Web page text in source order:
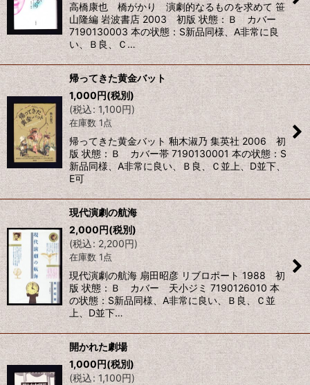
高橋康也 橋がかり 演劇的なるものを求めて 笹
山隆編 岩波書店 2003 初版 状態：Ｂ カバー
7190130003 本の状態：S新品同様、A非常に良
い、Ｂ良、Ｃ…
帰ってきた黄金バット
1,000円(税別)
(税込: 1,100円)
在庫数 1点
帰ってきた黄金バット 釉木淑乃 集英社 2006 初
版 状態：Ｂ カバー帯 7190130001 本の状態：S
新品同様、A非常に良い、Ｂ良、Ｃ並上、D並下、
E可
現代演劇の航海
2,000円(税別)
(税込: 2,200円)
在庫数 1点
現代演劇の航海 扇田昭彦 リブロポート 1988 初
版 状態：Ｂ カバー 天小ジミ 7190126010 本
の状態：S新品同様、A非常に良い、Ｂ良、Ｃ並
上、D並下…
開かれた劇場
1,000円(税別)
(税込: 1,100円)